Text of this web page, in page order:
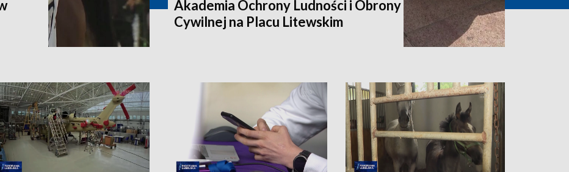
Akademia Ochrony Ludności i Obrony
Cywilnej na Placu Litewskim